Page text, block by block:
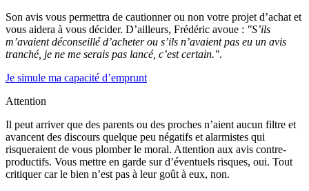
Son avis vous permettra de cautionner ou non votre projet d’achat et
vous aidera à vous décider. D’ailleurs, Frédéric avoue : "S’ils
m’avaient déconseillé d’acheter ou s’ils n’avaient pas eu un avis
tranché, je ne me serais pas lancé, c’est certain.".
Je simule ma capacité d’emprunt
Attention
Il peut arriver que des parents ou des proches n’aient aucun filtre et
avancent des discours quelque peu négatifs et alarmistes qui
risqueraient de vous plomber le moral. Attention aux avis contre-
productifs. Vous mettre en garde sur d’éventuels risques, oui. Tout
critiquer car le bien n’est pas à leur goût à eux, non.